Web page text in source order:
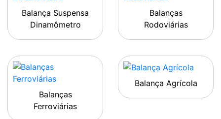
Balança Suspensa
Dinamômetro
Balanças
Rodoviárias
Balanças
Ferroviárias
Balança Agrícola